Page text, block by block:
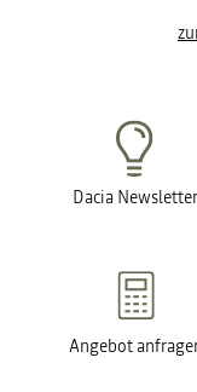
Dacia Newsletter
Angebot